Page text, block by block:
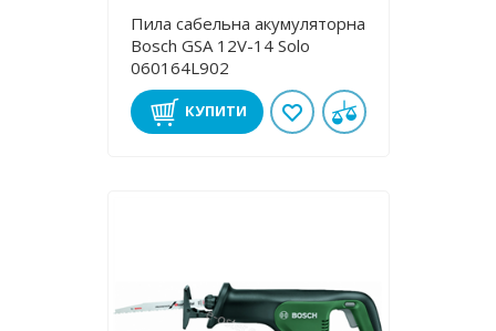
Пила сабельна акумуляторна
Bosch GSA 12V-14 Solo
060164L902
КУПИТИ